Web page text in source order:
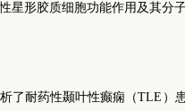
星形胶质细胞功能作用及其分
了耐药性颞叶性癫痫（TLE）